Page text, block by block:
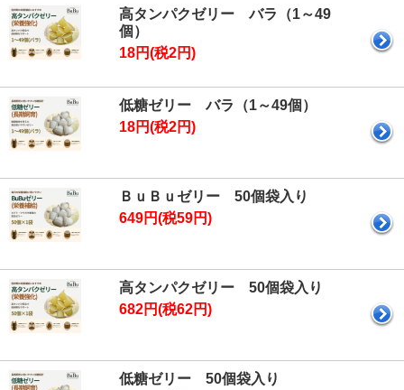
高タンパクゼリー バラ（1～49
個）
18円(税2円)
低糖ゼリー バラ（1～49個）
18円(税2円)
ＢｕＢｕゼリー 50個袋入り
649円(税59円)
高タンパクゼリー 50個袋入り
682円(税62円)
低糖ゼリー 50個袋入り